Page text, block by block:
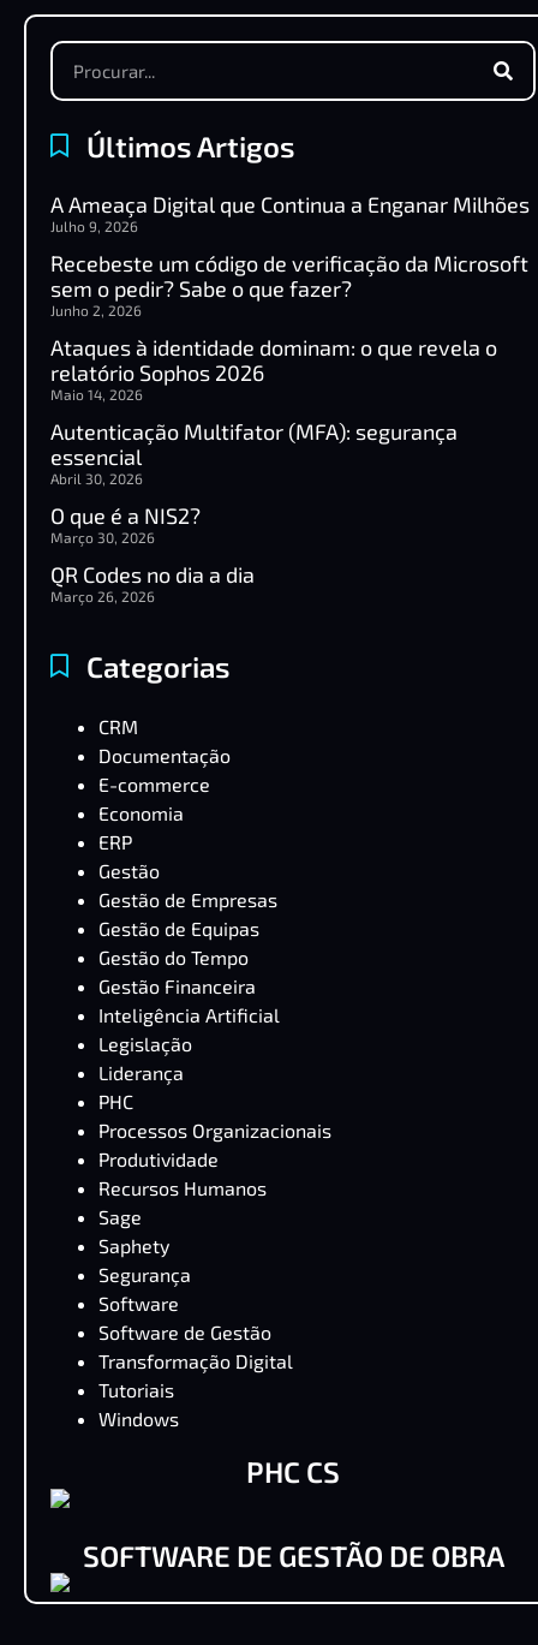
Últimos Artigos
A Ameaça Digital que Continua a Enganar Milhões
Julho 9, 2026
Recebeste um código de verificação da Microsoft
sem o pedir? Sabe o que fazer?
Junho 2, 2026
Ataques à identidade dominam: o que revela o
relatório Sophos 2026
Maio 14, 2026
Autenticação Multifator (MFA): segurança
essencial
Abril 30, 2026
O que é a NIS2?
Março 30, 2026
QR Codes no dia a dia
Março 26, 2026
Categorias
CRM
Documentação
E-commerce
Economia
ERP
Gestão
Gestão de Empresas
Gestão de Equipas
Gestão do Tempo
Gestão Financeira
Inteligência Artificial
Legislação
Liderança
PHC
Processos Organizacionais
Produtividade
Recursos Humanos
Sage
Saphety
Segurança
Software
Software de Gestão
Transformação Digital
Tutoriais
Windows
PHC CS
SOFTWARE DE GESTÃO DE OBRA